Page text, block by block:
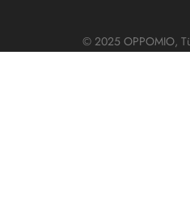
© 2025 OPPOMIO,